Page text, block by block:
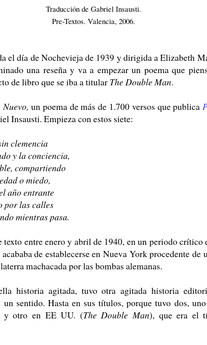
Traducción de Gabriel Insausti.
Pre-Textos. Valencia, 2006.
el día de Nochevieja de 1939 y dirigida a Elizabeth
una reseña y va a empezar un poema que
de libro que se iba a titular The Double Man.
un poema de más de 1.700 versos que publica
Insausti. Empieza con estos siete:
clemencia
y la conciencia,
compartiendo
o miedo,
año entrante
por las calles
mientras pasa.
texto entre enero y abril de 1940, en un periodo crítico
de establecerse en Nueva York procedente de
machacada por las bombas alemanas.
historia agitada, tuvo otra agitada historia
sentido. Hasta en sus títulos, porque tuvo dos,
y otro en EE UU. (The Double Man), que era el